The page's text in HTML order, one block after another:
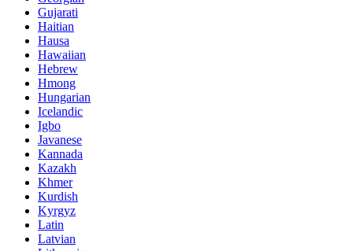
Gujarati
Haitian
Hausa
Hawaiian
Hebrew
Hmong
Hungarian
Icelandic
Igbo
Javanese
Kannada
Kazakh
Khmer
Kurdish
Kyrgyz
Latin
Latvian